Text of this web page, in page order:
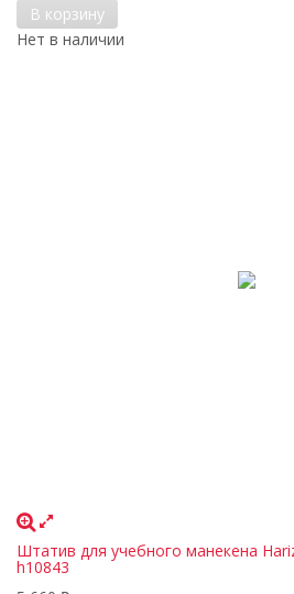
В корзину
Нет в наличии
Штатив для учебного манекена
h10843